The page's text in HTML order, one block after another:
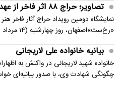
تصاویر؛ حراج ۸۸ اثر فاخر از عهد تیموریان تا دوره معاصر
نمایشگاه دومین رویداد حراج آثار فاخر
«رخ‌ست»اصفهان، روز چهارشنبه (۱۴ مرداد ۱۴۰۵) در تالار هنر هتل…
بیانیه خانواده علی لاریجانی
خانواده شهید لاریجانی در واکنش به
چگونگی شهادت وی، با صدور بیانیه‌ای